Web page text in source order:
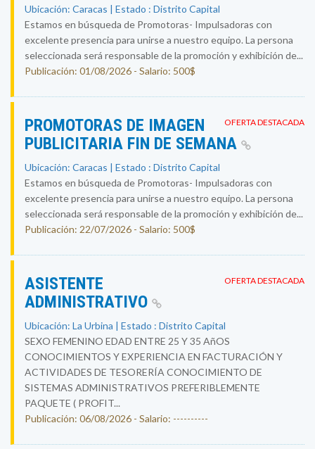
Ubicación: Caracas | Estado : Distrito Capital
Estamos en búsqueda de Promotoras- Impulsadoras con
excelente presencia para unirse a nuestro equipo. La persona
seleccionada será responsable de la promoción y exhibición de...
Publicación: 01/08/2026 - Salario: 500$
OFERTA DESTACADA
PROMOTORAS DE IMAGEN
PUBLICITARIA FIN DE SEMANA
Ubicación: Caracas | Estado : Distrito Capital
Estamos en búsqueda de Promotoras- Impulsadoras con
excelente presencia para unirse a nuestro equipo. La persona
seleccionada será responsable de la promoción y exhibición de...
Publicación: 22/07/2026 - Salario: 500$
OFERTA DESTACADA
ASISTENTE
ADMINISTRATIVO
Ubicación: La Urbina | Estado : Distrito Capital
SEXO FEMENINO EDAD ENTRE 25 Y 35 AñOS
CONOCIMIENTOS Y EXPERIENCIA EN FACTURACIÓN Y
ACTIVIDADES DE TESORERÍA CONOCIMIENTO DE
SISTEMAS ADMINISTRATIVOS PREFERIBLEMENTE
PAQUETE ( PROFIT...
Publicación: 06/08/2026 - Salario: ----------